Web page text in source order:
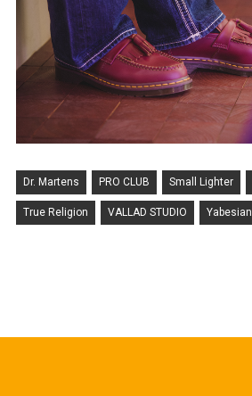
Dr. Martens PRO CLUB Small Lighter
True Religion VALLAD STUDIO Yabesian